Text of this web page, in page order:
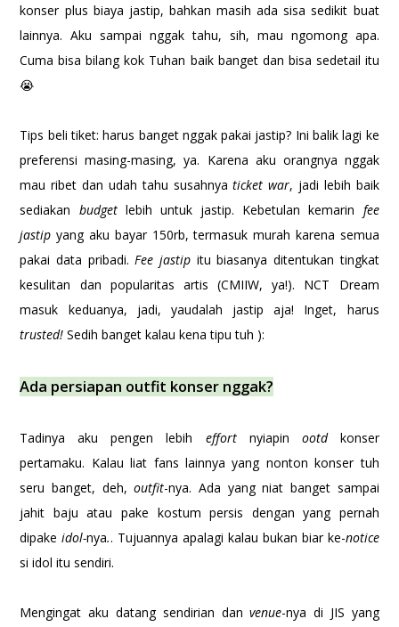
konser plus biaya jastip, bahkan masih ada sisa sedikit buat
lainnya. Aku sampai nggak tahu, sih, mau ngomong apa.
Cuma bisa bilang kok Tuhan baik banget dan bisa sedetail itu
😭
Tips beli tiket: harus banget nggak pakai jastip? Ini balik lagi ke
preferensi masing-masing, ya. Karena aku orangnya nggak
mau ribet dan udah tahu susahnyaticket war, jadi lebih baik
sediakan budgetlebih untuk jastip. Kebetulan kemarin fee
jastip yang aku bayar 150rb, termasuk murah karena semua
pakai data pribadi. Fee jastip itu biasanya ditentukan tingkat
kesulitan dan popularitas artis (CMIIW, ya!). NCT Dream
masuk keduanya, jadi, yaudalah jastip aja! Inget, harus
trusted! Sedih banget kalau kena tipu tuh ):
Ada persiapan outfit konser nggak?
Tadinya aku pengen lebih effortnyiapin ootdkonser
pertamaku. Kalau liat fans lainnya yang nonton konser tuh
seru banget, deh,outfit-nya. Ada yang niat banget sampai
jahit baju atau pake kostum persis dengan yang pernah
dipakeidol-nya.. Tujuannya apalagi kalau bukan biar ke-notice
si idol itu sendiri.
Mengingat aku datang sendirian danvenue-nya di JIS yang